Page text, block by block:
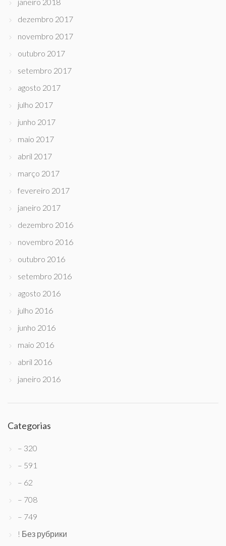
dezembro 2017
novembro 2017
outubro 2017
setembro 2017
agosto 2017
julho 2017
junho 2017
maio 2017
abril 2017
março 2017
fevereiro 2017
janeiro 2017
dezembro 2016
novembro 2016
outubro 2016
setembro 2016
agosto 2016
julho 2016
junho 2016
maio 2016
abril 2016
janeiro 2016
Categorias
– 320
– 591
– 62
– 708
– 749
! Без рубрики